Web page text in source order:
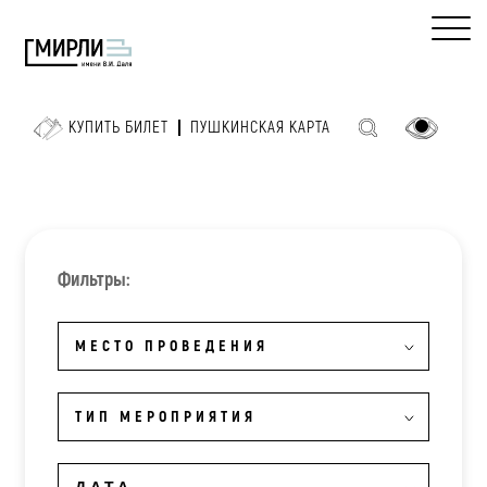
КУПИТЬ БИЛЕТ ПУШКИНСКАЯ КАРТА
Фильтры:
МЕСТО ПРОВЕДЕНИЯ
ТИП МЕРОПРИЯТИЯ